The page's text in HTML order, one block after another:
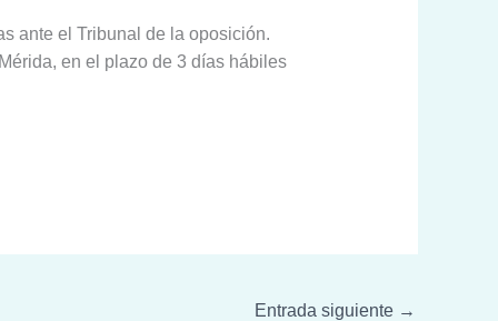
ante el Tribunal de la oposición.
en el plazo de 3 días hábiles
Entrada siguiente →